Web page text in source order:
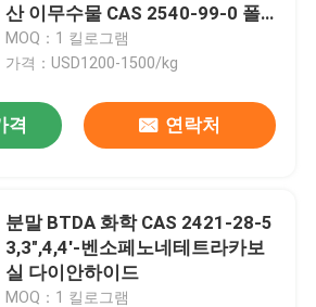
산 이무수물 CAS 2540-99-0 폴리
이미드 모노머
MOQ：1 킬로그램
가격：USD1200-1500/kg
격 연락처
분말 BTDA 화학 CAS 2421-28-5
3,3",4,4'-벤소페노네테트라카보
실 다이안하이드
MOQ：1 킬로그램